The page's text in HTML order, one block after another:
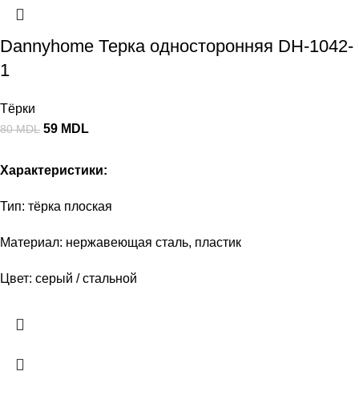
Dannyhome Терка односторонняя DH-1042-
1
Тёрки
80MDL 59 MDL
Характеристики:
Тип: тёрка плоская
Материал: нержавеющая сталь, пластик
Цвет: серый / стальной